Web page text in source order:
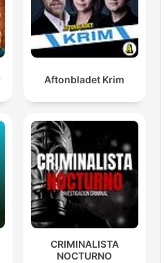
Aftonbladet Krim
CRIMINALISTA
NOCTURNO